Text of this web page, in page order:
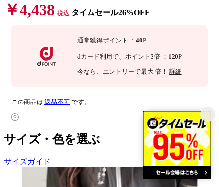
￥4,438 税込 タイムセール26%OFF
通常獲得ポイント ： 40P
dカード利用で、 ポイント 3倍 ： 120P
今なら 、エントリーで最大 倍！ 詳細
この商品は 返品不可 です。
サイズ・色を選ぶ
サイズガイド